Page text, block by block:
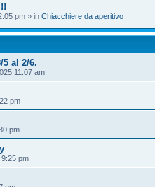
pm » in Chiacchiere da aperitivo
al 2/6.
11:07 am
pm
pm
9:25 pm